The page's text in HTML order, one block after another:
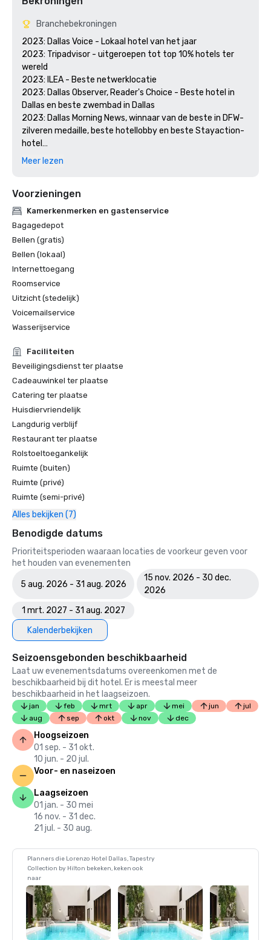
Branchebekroningen
2023: Dallas Voice - Lokaal hotel van het jaar
2023: Tripadvisor - uitgeroepen tot top 10% hotels ter
wereld
2023: ILEA - Beste netwerklocatie
2023: Dallas Observer, Reader's Choice - Beste hotel in
Dallas en beste zwembad in Dallas
2023: Dallas Morning News, winnaar van de beste in DFW-
zilveren medaille, beste hotellobby en beste Stayaction-
hotel
2024: Dallas Voice, Reader's Choice Award: Beste Hotel
Meer lezen
Voorzieningen
Kamerkenmerken en gastenservice
Bagagedepot
Bellen (gratis)
Bellen (lokaal)
Internettoegang
Roomservice
Uitzicht (stedelijk)
Voicemailservice
Wasserijservice
Faciliteiten
Beveiligingsdienst ter plaatse
Cadeauwinkel ter plaatse
Catering ter plaatse
Huisdiervriendelijk
Langdurig verblijf
Restaurant ter plaatse
Rolstoeltoegankelijk
Ruimte (buiten)
Ruimte (privé)
Ruimte (semi-privé)
Alles bekijken (7)
Benodigde datums
Prioriteitsperioden waaraan locaties de voorkeur geven voor
het houden van evenementen
5 aug. 2026 - 31 aug. 2026
15 nov. 2026 - 30 dec.
2026
1 mrt. 2027 - 31 aug. 2027
Kalenderbekijken
Seizoensgebonden beschikbaarheid
Laat uw evenementsdatums overeenkomen met de
beschikbaarheid bij dit hotel. Er is meestal meer
beschikbaarheid in het laagseizoen.
jan feb mrt apr mei jun
jul
aug
sep okt nov dec
Hoogseizoen
01 sep. - 31 okt.
10 jun. - 20 jul.
Voor- en naseizoen
Laagseizoen
01 jan. - 30 mei
16 nov. - 31 dec.
21 jul. - 30 aug.
Planners die Lorenzo Hotel Dallas, Tapestry
Collection by Hilton bekeken, keken ook
naar